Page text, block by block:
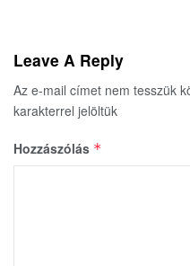
Leave A Reply
Az e-mail címet nem tesszük
karakterrel jelöltük
Hozzászólás *